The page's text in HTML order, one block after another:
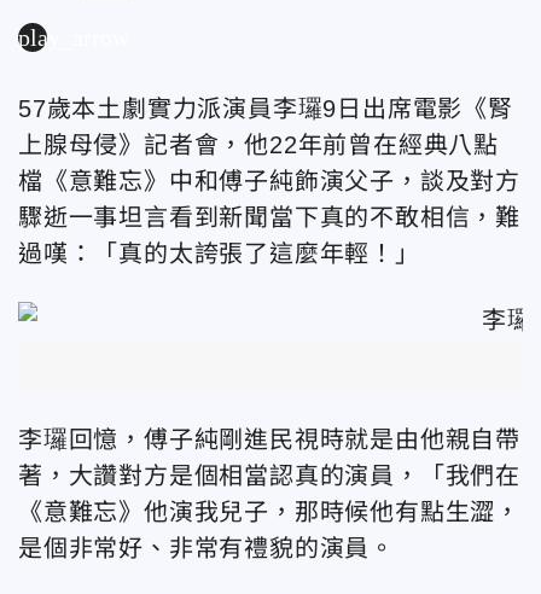
play_arrow
57歲本土劇實力派演員李㼈9 日出席電影《腎
上腺母侵》記者會，他22年前曾在經典八點
檔《意難忘》中和傅子純飾演父子，談及對方
驟逝一事坦言看到新聞當下真的不敢相信，難
過嘆：「真的太誇張了這麼年輕！」
李㼈 回憶，傅子純剛進民視時就是由他親自帶
著，大讚對方是個相當認真的演員，「我們在
《意難忘》他演我兒子，那時候他有點生澀，
是個非常好、非常有禮貌的演員。